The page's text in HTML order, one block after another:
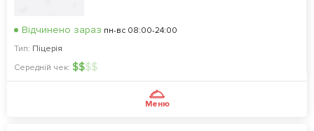
Відчинено зараз пн-вс 08:00-24:00
Тип: Піцерія
Середній чек: $$$$
Меню